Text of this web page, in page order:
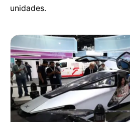
unidades.